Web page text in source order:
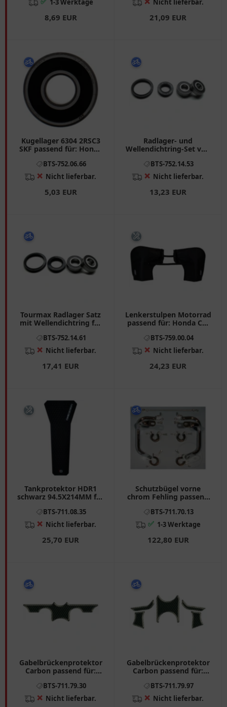
1-3 Werktage
8,69 EUR
Nicht lieferbar.
21,09 EUR
Kugellager 6304 2RSC3
SKF passend für: Honda
VN, GTR
BTS-752.06.66
❌ Nicht lieferbar.
5,03 EUR
Radlager- und
Wellendichtring-Set von
BTS-752.14.53
❌ Nicht lieferbar.
13,23 EUR
Tourmax Radlager Satz
mit Wellendichtring für
BTS-752.14.61
❌ Nicht lieferbar.
17,41 EUR
Lenkerstulpen Motorrad
passend für: Honda CB,
(800, 650, 850, 900, 750,
700), G
BTS-759.00.04
❌ Nicht lieferbar.
24,23 EUR
Tankprotektor HDR1
schwarz 94.5X214MM für
BTS-711.08.35
❌ Nicht lieferbar.
25,70 EUR
Schutzbügel vorne
chrom Fehling passend
BTS-711.70.13
✅ 1-3 Werktage
122,80 EUR
Gabelbrückenprotektor
Carbon passend für:
BTS-711.79.30
❌ Nicht lieferbar.
Gabelbrückenprotektor
Carbon passend für:
BTS-711.79.97
❌ Nicht lieferbar.